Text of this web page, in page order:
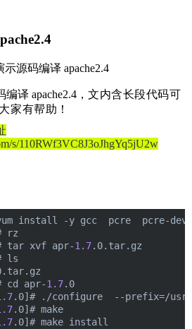
译 apache2.4， 文内含长段代码可
家有帮助！
s/110RWf3VC8J3oJhgYq5jU2w
install -y gcc  pcre  pcre-
rz
tar xvf apr-1.7.0.tar.gz
ls
cd apr-1.7.0
.0]# ./configure  --prefix=/
.0]# make
.0]# make install